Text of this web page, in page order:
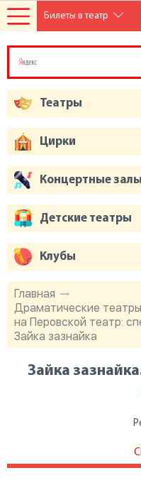
Главная
Драматические театры
на Перовской театр:
Зайка зазнайка
Зайка
Театры
Цирки
Концертные залы
Детские театры
Клубы
Билеты в театр